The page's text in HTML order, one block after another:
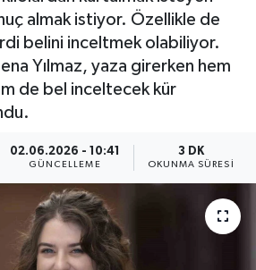
almak istiyor. Özellikle de
belini inceltmek olabiliyor.
Yılmaz, yaza girerken hem
de bel inceltecek kür
02.06.2026 - 10:41
GÜNCELLEME
3 DK
OKUNMA SÜRESI
MAGAZİN